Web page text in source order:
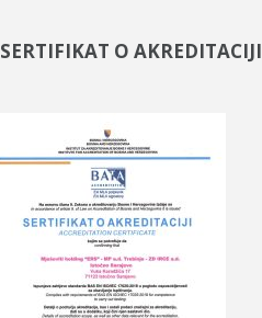
SERTIFIKAT O AKREDITACIJI